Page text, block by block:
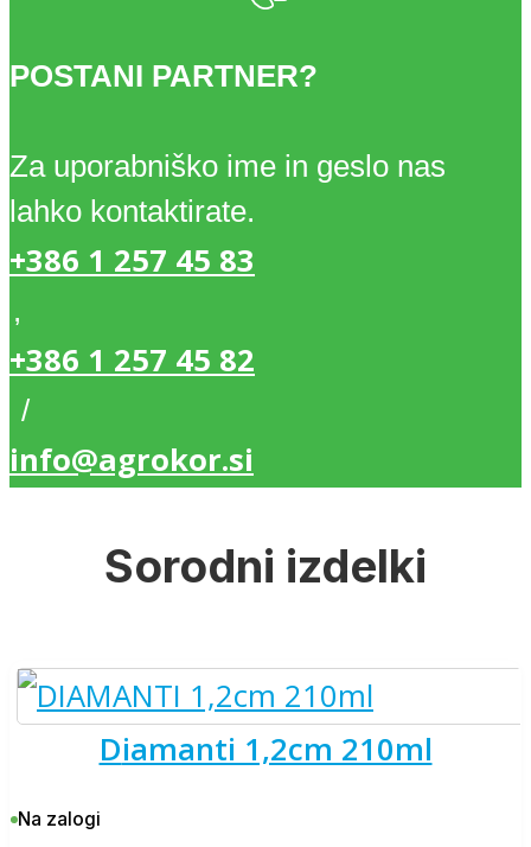
POSTANI PARTNER?
Za uporabniško ime in geslo nas
lahko kontaktirate.
+386 1 257 45 83
,
+386 1 257 45 82
/
info@agrokor.si
Sorodni izdelki
diamanti 1,2cm 210ml
Na zalogi